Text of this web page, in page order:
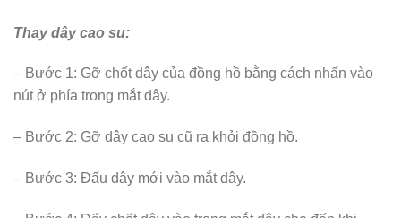
Thay dây cao su:
– Bước 1: Gỡ chốt dây của đồng hồ bằng cách nhấn vào
nút ở phía trong mắt dây.
– Bước 2: Gỡ dây cao su cũ ra khỏi đồng hồ.
– Bước 3: Đấu dây mới vào mắt dây.